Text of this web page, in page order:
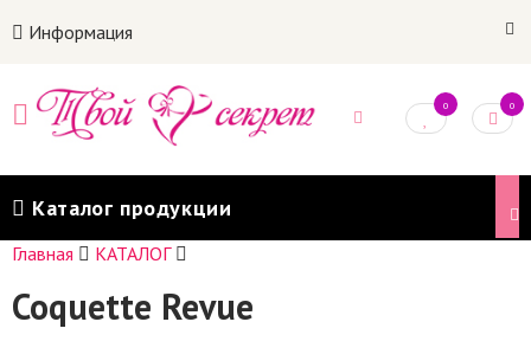
Информация
0 0
Каталог продукции
Главная КАТАЛОГ
Coquette Revue